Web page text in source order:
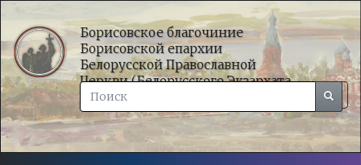
основному
содержанию
Борисовское благочиние
Борисовской епархии
Белорусской Православной
Церкви (Белорусского Экзархата
Московского Патриархата)
Поиск
Поиск Поиск